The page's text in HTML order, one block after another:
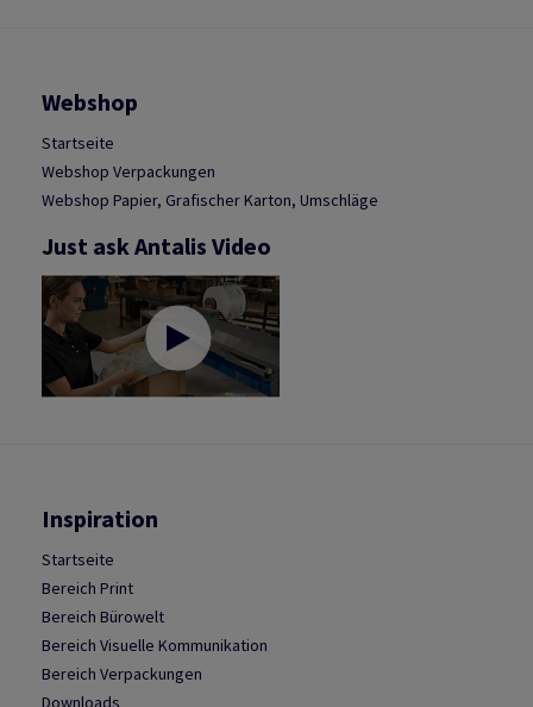
Webshop
Startseite
Webshop Verpackungen
Webshop Papier, Grafischer Karton, Umschläge
Just ask Antalis Video
Inspiration
Startseite
Bereich Print
Bereich Bürowelt
Bereich Visuelle Kommunikation
Bereich Verpackungen